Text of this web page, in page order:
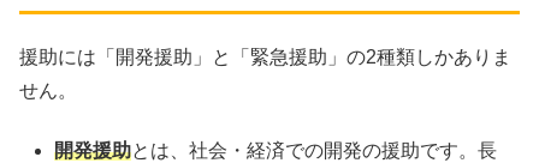
援助には「開発援助」と「緊急援助」の2種類しかありま
せん。
開発援助とは、社会・経済での開発の援助です。長